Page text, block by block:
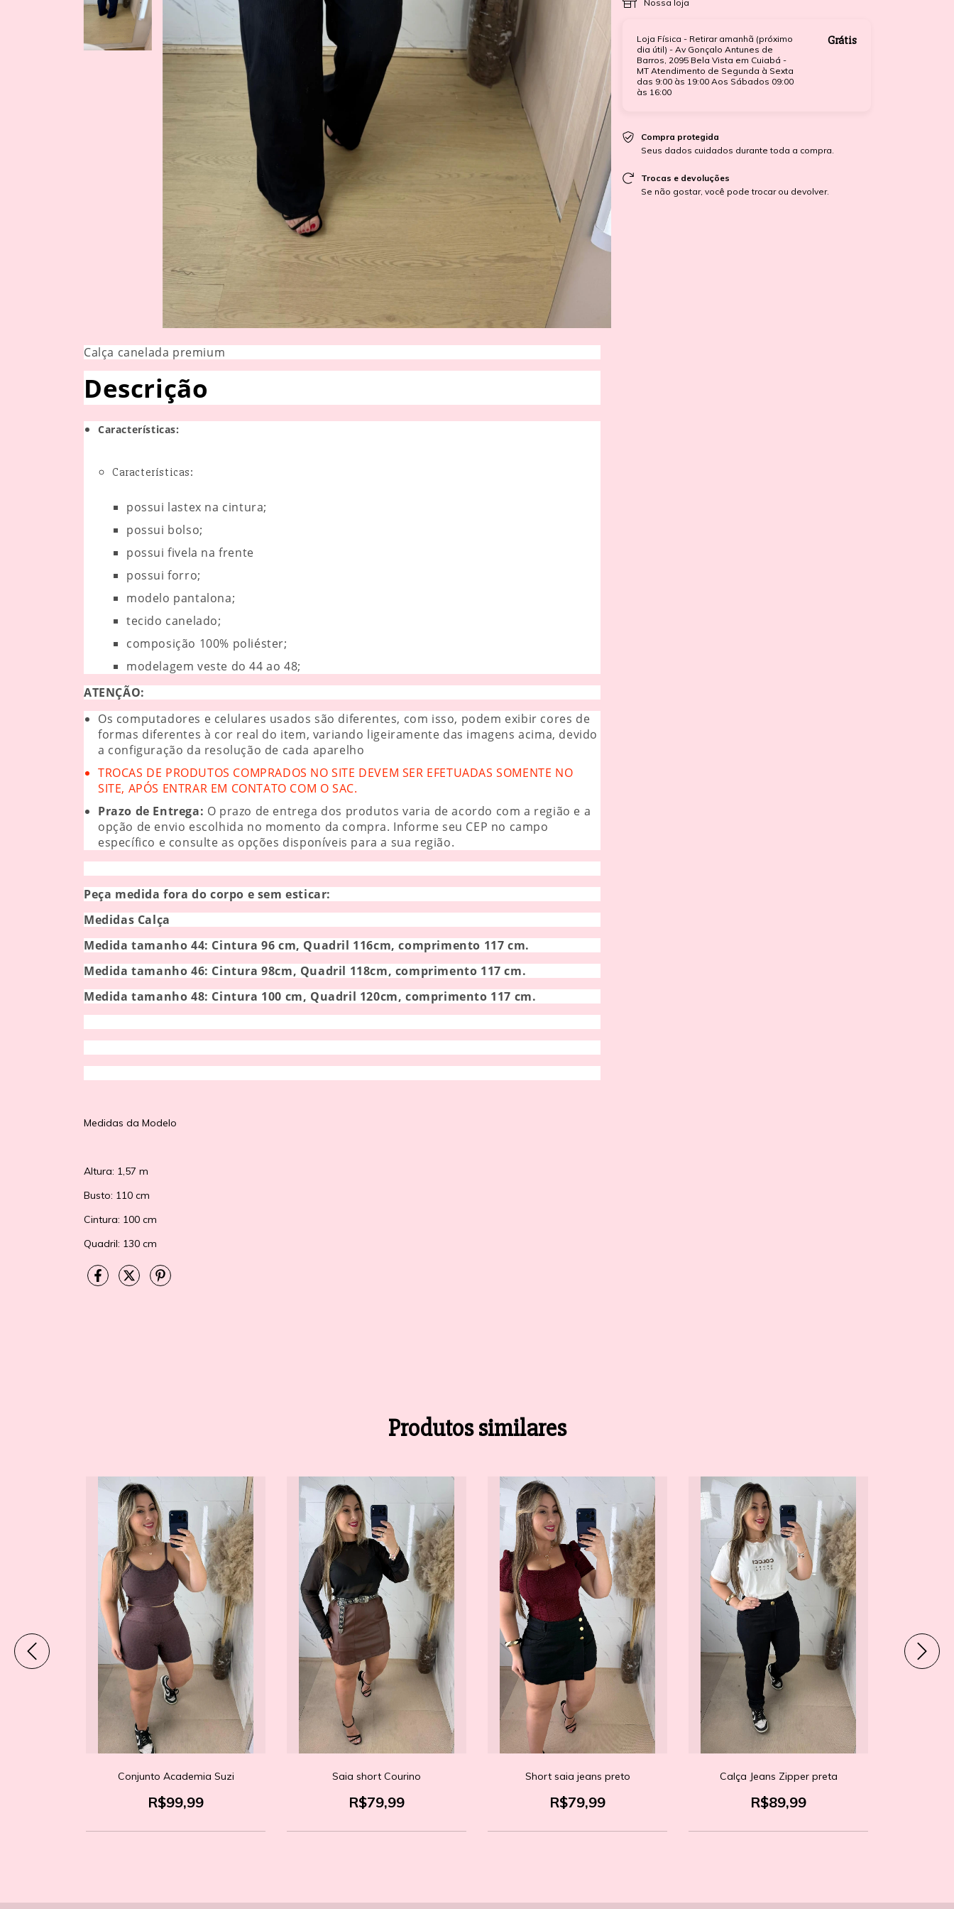
Calça canelada premium
Descrição
Características:
Características:
possui lastex na cintura;
possui bolso;
possui fivela na frente
possui forro;
modelo pantalona;
tecido canelado;
composição 100% poliéster;
modelagem veste do 44 ao 48;
ATENÇÃO:
Os computadores e celulares usados são diferentes, com isso, podem exibir cores de
formas diferentes à cor real do item, variando ligeiramente das imagens acima, devido
a configuração da resolução de cada aparelho
TROCAS DE PRODUTOS COMPRADOS NO SITE DEVEM SER EFETUADAS SOMENTE NO
SITE, APÓS ENTRAR EM CONTATO COM O SAC.
Prazo de Entrega: O prazo de entrega dos produtos varia de acordo com a região e a
opção de envio escolhida no momento da compra. Informe seu CEP no campo
específico e consulte as opções disponíveis para a sua região.
Peça medida fora do corpo e sem esticar:
Medidas Calça
Medida tamanho 44: Cintura 96 cm, Quadril 116cm, comprimento 117 cm.
Medida tamanho 46: Cintura 98cm, Quadril 118cm, comprimento 117 cm.
Medida tamanho 48: Cintura 100 cm, Quadril 120cm, comprimento 117 cm.
Medidas da Modelo
Altura: 1,57 m
Busto: 110 cm
Cintura: 100 cm
Quadril: 130 cm
Nossa loja
Loja Física - Retirar amanhã (próximo
dia útil) - Av Gonçalo Antunes de
Barros, 2095 Bela Vista em Cuiabá -
MT Atendimento de Segunda à Sexta
das 9:00 às 19:00 Aos Sábados 09:00
às 16:00
Grátis
Compra protegida
Seus dados cuidados durante toda a compra.
Trocas e devoluções
Se não gostar, você pode trocar ou devolver.
Produtos similares
Conjunto Academia Suzi
R$99,99
Saia short Courino
R$79,99
Short saia jeans preto
R$79,99
Calça Jeans Zipper preta
R$89,99